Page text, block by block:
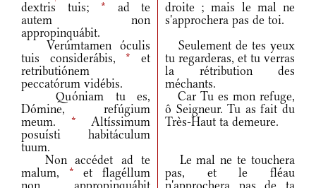
dextris tuis; * ad te
autem non
appropinquábit.
droite ; mais le mal ne
s'approchera pas de toi.
Verúmtamen óculis
tuis considerábis,* et
retributiónem
peccatórum vidébis.
Seulement de tes yeux
tu regarderas, et tu verras
la rétribution des
méchants.
Quóniam tu es,
Dómine, refúgium
meum. * Altíssimum
posuísti habitáculum
tuum.
Car Tu es mon refuge,
ô Seigneur. Tu as fait du
Très-Haut ta demeure.
Non accédet ad te
malum, * et flagéllum
Le mal ne te touchera
pas, et le fléau